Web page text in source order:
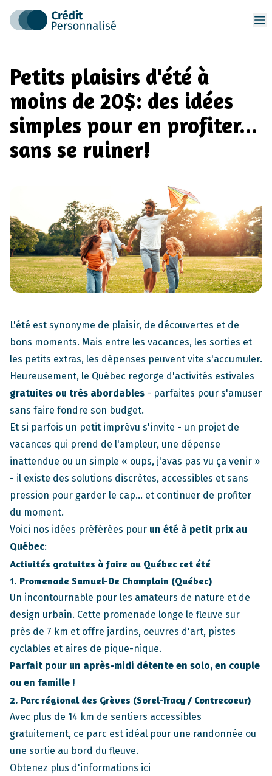
Petits plaisirs d'été à
moins de 20$: des idées
simples pour en profiter...
sans se ruiner!
L'été est synonyme de plaisir, de découvertes et de
bons moments. Mais entre les vacances, les sorties et
les petits extras, les dépenses peuvent vite s'accumuler.
Heureusement, le Québec regorge d'activités estivales
gratuites ou très abordables - parfaites pour s'amuser
sans faire fondre son budget.
Et si parfois un petit imprévu s'invite - un projet de
vacances qui prend de l'ampleur, une dépense
inattendue ou un simple « oups, j'avas pas vu ça venir »
- il existe des solutions discrètes, accessibles et sans
pression pour garder le cap... et continuer de profiter
du moment.
Voici nos idées préférées pour un été à petit prix au
Québec:
Activités gratuites à faire au Québec cet été
1. Promenade Samuel-De Champlain (Québec)
Un incontournable pour les amateurs de nature et de
design urbain. Cette promenade longe le fleuve sur
près de 7 km et offre jardins, oeuvres d'art, pistes
cyclables et aires de pique-nique.
Parfait pour un après-midi détente en solo, en couple
ou en famille !
2. Parc régional des Grèves (Sorel-Tracy / Contrecoeur)
Avec plus de 14 km de sentiers accessibles
gratuitement, ce parc est idéal pour une randonnée ou
une sortie au bord du fleuve.
Obtenez plus d'informations ici